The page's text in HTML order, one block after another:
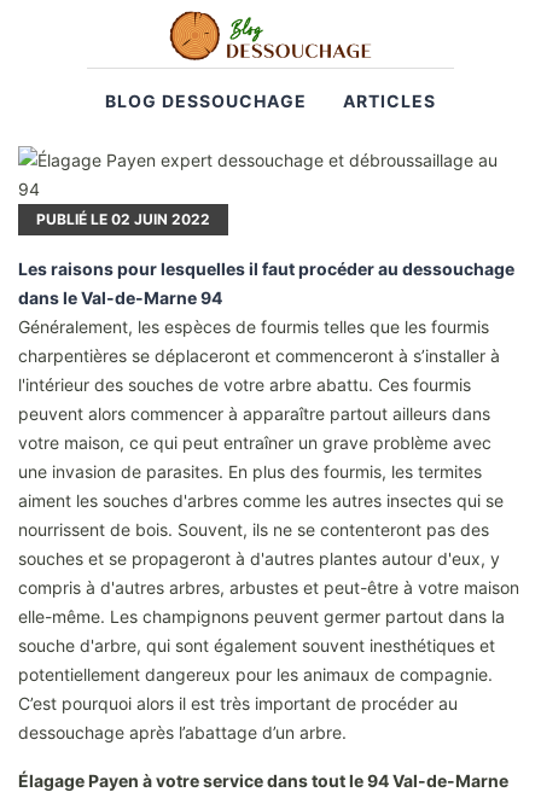
BLOG DESSOUCHAGE ARTICLES
PUBLIÉ LE 02 JUIN 2022
Les raisons pour lesquelles il faut procéder au dessouchage
dans le Val-de-Marne 94
Généralement, les espèces de fourmis telles que les fourmis
charpentières se déplaceront et commenceront à s’installer à
l'intérieur des souches de votre arbre abattu. Ces fourmis
peuvent alors commencer à apparaître partout ailleurs dans
votre maison, ce qui peut entraîner un grave problème avec
une invasion de parasites. En plus des fourmis, les termites
aiment les souches d'arbres comme les autres insectes qui se
nourrissent de bois. Souvent, ils ne se contenteront pas des
souches et se propageront à d'autres plantes autour d'eux, y
compris à d'autres arbres, arbustes et peut-être à votre maison
elle-même. Les champignons peuvent germer partout dans la
souche d'arbre, qui sont également souvent inesthétiques et
potentiellement dangereux pour les animaux de compagnie.
C’est pourquoi alors il est très important de procéder au
dessouchage après l’abattage d’un arbre.
Élagage Payen à votre service dans tout le 94 Val-de-Marne